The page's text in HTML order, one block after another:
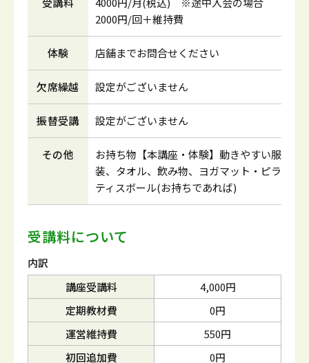
2000円/回＋維持費
体験 店舗までお問合せください
欠席繰越 設定がございません
振替受講 設定がございません
その他
お持ち物【本講座・体験】動きやすい服
装、タオル、飲み物、ヨガマット・ピラ
ティスボール(お持ちであれば)
受講料について
内訳
講座受講料
4,000円
定期教材費
0円
運営維持費
550円
初回追加費
0円